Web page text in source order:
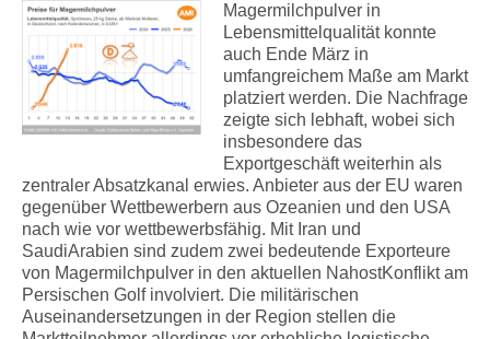
Magermilchpulver in
Lebensmittelqualität konnte
auch Ende März in
umfangreichem Maße am Markt
platziert werden. Die Nachfrage
zeigte sich lebhaft, wobei sich
insbesondere das
Exportgeschäft weiterhin als
zentraler Absatzkanal erwies. Anbieter aus der EU waren
gegenüber Wettbewerbern aus Ozeanien und den USA
nach wie vor wettbewerbsfähig. Mit Iran und
SaudiArabien sind zudem zwei bedeutende Exporteure
von Magermilchpulver in den aktuellen NahostKonflikt am
Persischen Golf involviert. Die militärischen
Auseinandersetzungen in der Region stellen die